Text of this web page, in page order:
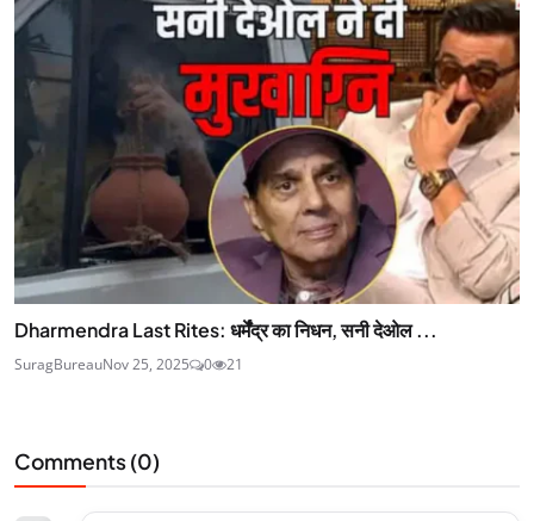
Dharmendra Last Rites: धर्मेंंद्र का निधन, सनी देओल ...
SuragBureauNov 25, 2025 0 21
Comments (0)